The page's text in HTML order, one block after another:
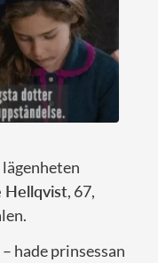
Hellqvist, 67,
hade prinsessan